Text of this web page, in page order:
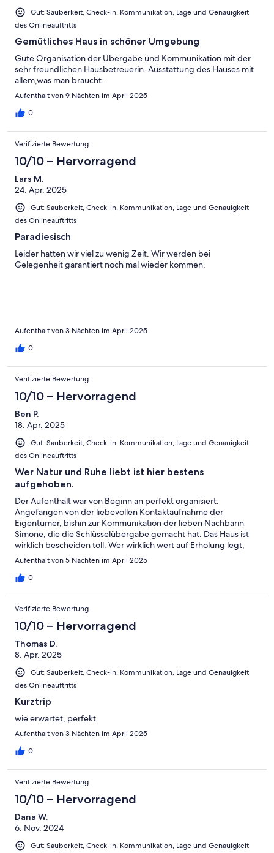
Gut: Sauberkeit, Check-in, Kommunikation, Lage und Genauigkeit
des Onlineauftritts
Gemütliches Haus in schöner Umgebung
Gute Organisation der Übergabe und Kommunikation mit der
sehr freundlichen Hausbetreuerin. Ausstattung des Hauses mit
allem,was man braucht.
Aufenthalt von 9 Nächten im April 2025
0
Verifizierte Bewertung
10/10 – Hervorragend
Lars M.
24. Apr. 2025
Gut: Sauberkeit, Check-in, Kommunikation, Lage und Genauigkeit
des Onlineauftritts
Paradiesisch
Leider hatten wir viel zu wenig Zeit. Wir werden bei
Gelegenheit garantiert noch mal wieder kommen.
Aufenthalt von 3 Nächten im April 2025
0
Verifizierte Bewertung
10/10 – Hervorragend
Ben P.
18. Apr. 2025
Gut: Sauberkeit, Check-in, Kommunikation, Lage und Genauigkeit
des Onlineauftritts
Wer Natur und Ruhe liebt ist hier bestens
aufgehoben.
Der Aufenthalt war von Beginn an perfekt organisiert.
Angefangen von der liebevollen Kontaktaufnahme der
Eigentümer, bishin zur Kommunikation der lieben Nachbarin
Simone, die die Schlüsselübergabe gemacht hat. Das Haus ist
wirklich bescheiden toll. Wer wirklich wert auf Erholung legt,
der ist hier bestens aufgehoben.
Aufenthalt von 5 Nächten im April 2025
0
Verifizierte Bewertung
10/10 – Hervorragend
Thomas D.
8. Apr. 2025
Gut: Sauberkeit, Check-in, Kommunikation, Lage und Genauigkeit
des Onlineauftritts
Kurztrip
wie erwartet, perfekt
Aufenthalt von 3 Nächten im April 2025
0
Verifizierte Bewertung
10/10 – Hervorragend
Dana W.
6. Nov. 2024
Gut: Sauberkeit, Check-in, Kommunikation, Lage und Genauigkeit